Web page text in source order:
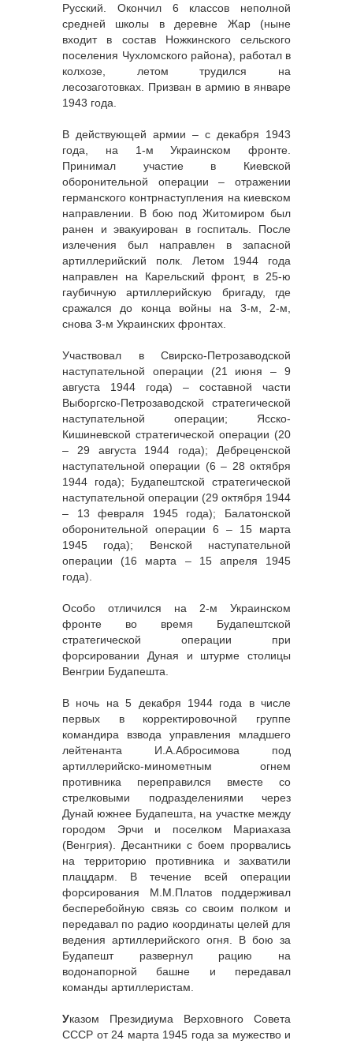
Русский. Окончил 6 классов неполной
средней школы в деревне Жар (ныне
входит в состав Ножкинского сельского
поселения Чухломского района), работал в
колхозе, летом трудился на
лесозаготовках. Призван в армию в январе
1943 года.
В действующей армии – с декабря 1943
года, на 1-м Украинском фронте.
Принимал участие в Киевской
оборонительной операции – отражении
германского контрнаступления на киевском
направлении. В бою под Житомиром был
ранен и эвакуирован в госпиталь. После
излечения был направлен в запасной
артиллерийский полк. Летом 1944 года
направлен на Карельский фронт, в 25-ю
гаубичную артиллерийскую бригаду, где
сражался до конца войны на 3-м, 2-м,
снова 3-м Украинских фронтах.
Участвовал в Свирско-Петрозаводской
наступательной операции (21 июня – 9
августа 1944 года) – составной части
Выборгско-Петрозаводской стратегической
наступательной операции; Ясско-
Кишиневской стратегической операции (20
– 29 августа 1944 года); Дебреценской
наступательной операции (6 – 28 октября
1944 года); Будапештской стратегической
наступательной операции (29 октября 1944
– 13 февраля 1945 года); Балатонской
оборонительной операции 6 – 15 марта
1945 года); Венской наступательной
операции (16 марта – 15 апреля 1945
года).
Особо отличился на 2-м Украинском
фронте во время Будапештской
стратегической операции при
форсировании Дуная и штурме столицы
Венгрии Будапешта.
В ночь на 5 декабря 1944 года в числе
первых в корректировочной группе
командира взвода управления младшего
лейтенанта И.А.Абросимова под
артиллерийско-минометным огнем
противника переправился вместе со
стрелковыми подразделениями через
Дунай южнее Будапешта, на участке между
городом Эрчи и поселком Мариахаза
(Венгрия). Десантники с боем прорвались
на территорию противника и захватили
плацдарм. В течение всей операции
форсирования М.М.Платов поддерживал
бесперебойную связь со своим полком и
передавал по радио координаты целей для
ведения артиллерийского огня. В бою за
Будапешт развернул рацию на
водонапорной башне и передавал
команды артиллеристам.
Указом Президиума Верховного Совета
СССР от 24 марта 1945 года за мужество и